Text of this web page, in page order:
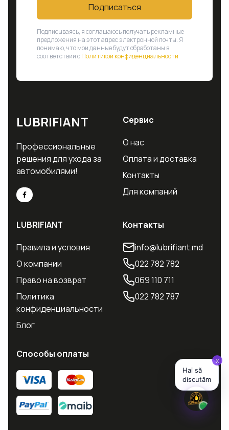
Подписаться
Подписываясь, я соглашаюсь получать рекламные
предложения на этот адрес электронной почты. Я
понимаю, что мои данные будут обработаны в
соответствии сПолитикой конфиденциальности
LUBRIFIANT
Профессиональные
решения для ухода за
автомобилями!
Сервис
О нас
Оплата и доставка
Контакты
Для компаний
LUBRIFIANT
Правила и условия
О компании
Право на возврат
Политика
конфиденциальности
Блог
Контакты
info@lubrifiant.md
022 782 782
069 110 711
022 782 787
Способы оплаты